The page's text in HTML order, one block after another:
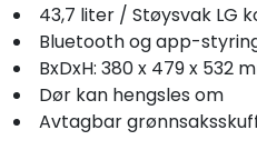
43,7 liter / Støysvak LG
Bluetooth og app-
BxDxH: 380 x 479 x 532
Dør kan hengsles om
Avtagbar